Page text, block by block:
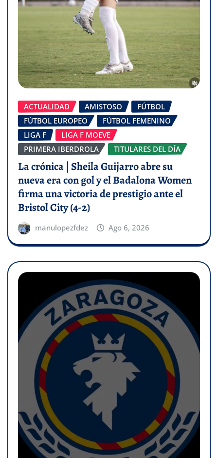
ACTUALIDAD AMISTOSO
FÚTBOL
FÚTBOL EUROPEO
FÚTBOL FEMENINO
LIGA F
LIGA F MOEVE
PRIMERA IBERDROLA
TITULARES DEL DÍA
La crónica | Sheila Guijarro abre su
nueva era con gol y el Badalona Women
firma una victoria de prestigio ante el
Bristol City (4-2)
manulopezfdez Ago 6, 2026